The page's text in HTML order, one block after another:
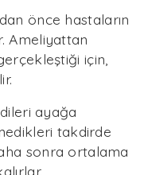
önce hastaların
Ameliyattan
için,
ayağa
takdirde
sonra ortalama